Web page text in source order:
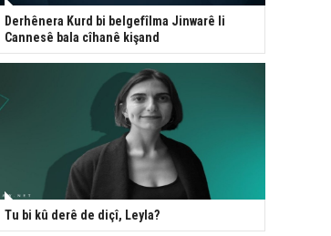
Derhênera Kurd bi belgefîlma Jinwarê li
Cannesê bala cîhanê kişand
Tu bi kû derê de diçî, Leyla?